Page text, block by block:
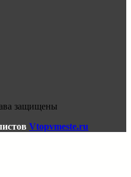
защищены
Vtopvmeste.ru